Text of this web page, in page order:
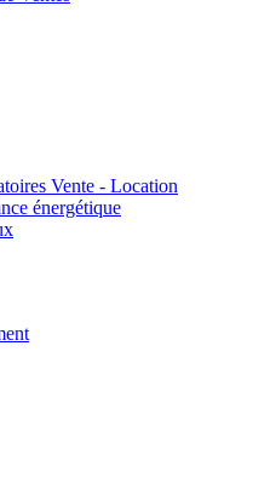
Vente - Location
énergétique